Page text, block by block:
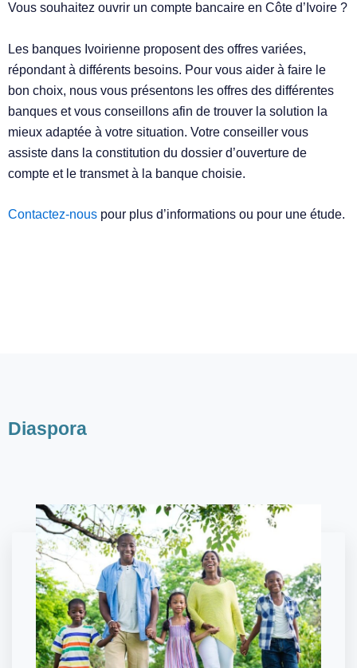
Vous souhaitez ouvrir un compte bancaire en Côte d’Ivoire ?
Les banques Ivoirienne proposent des offres variées,
répondant à différents besoins. Pour vous aider à faire le
bon choix, nous vous présentons les offres des différentes
banques et vous conseillons afin de trouver la solution la
mieux adaptée à votre situation. Votre conseiller vous
assiste dans la constitution du dossier d’ouverture de
compte et le transmet à la banque choisie.
Contactez-nous pour plus d’informations ou pour une étude.
Diaspora